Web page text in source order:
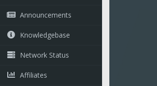
Announcements
Knowledgebase
Network Status
Affiliates